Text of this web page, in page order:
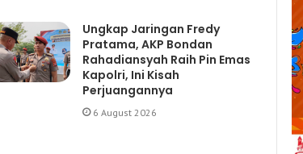
Ungkap Jaringan Fredy
Pratama, AKP Bondan
Rahadiansyah Raih Pin Emas
Kapolri, Ini Kisah
Perjuangannya
6 August 2026